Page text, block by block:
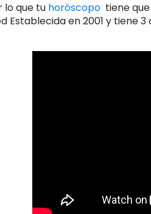
lo que tu horóscopo tiene
Establecida en 2001 y tiene